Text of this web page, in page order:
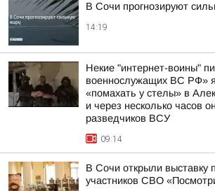
В Сочи прогнозируют
14:19
Некие "интернет-воины"
военнослужащих ВС РФ»
«помахать у стелы» в
и через несколько часов
разведчиков ВСУ
09:14
В Сочи открыли выставку
участников СВО